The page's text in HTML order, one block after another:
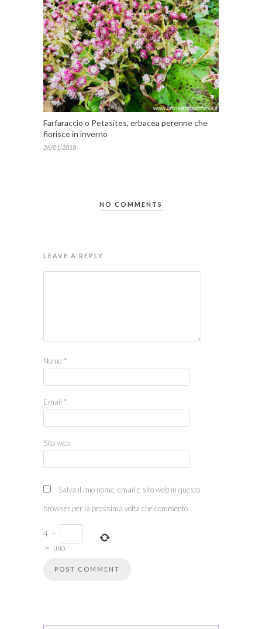
Farfaraccio o Petasites, erbacea perenne che
fiorisce in inverno
26/01/2018
NO COMMENTS
LEAVE A REPLY
Nome *
Email *
Sito web
Salva il mio nome, email e sito web in questo
browser per la prossima volta che commento.
4 −
= uno